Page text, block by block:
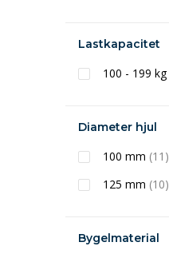
Lastkapacitet
100 - 199 kg
Diameter hjul
100 mm (11)
125 mm (10)
Bygelmaterial